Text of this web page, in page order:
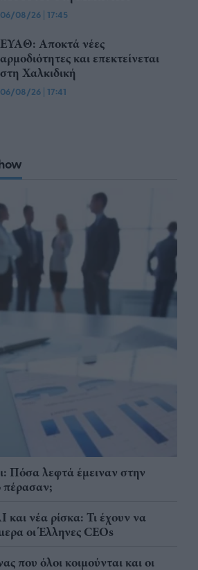
06/08/26 | 17:45
ΕΥΑΘ: Αποκτά νέες
αρμοδιότητες και επεκτείνεται
στη Χαλκιδική
06/08/26 | 17:41
Πόσα λεφτά έμειναν στην
πέρασαν;
και νέα ρίσκα: Τι έχουν να
οι Έλληνες CEOs
που όλοι κοιμούνται και οι